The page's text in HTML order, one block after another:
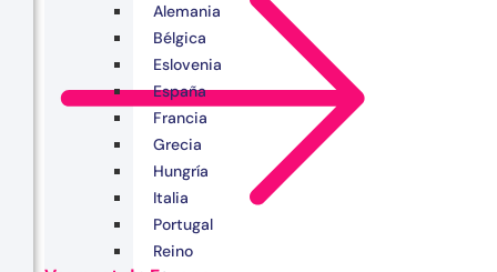
Alemania
Bélgica
Eslovenia
España
Francia
Grecia
Hungría
Italia
Portugal
Reino